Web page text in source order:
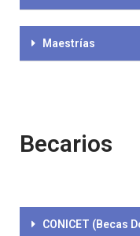
Maestrías
Becarios
CONICET (Becas